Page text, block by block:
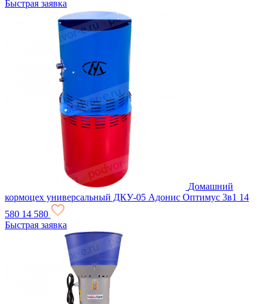
Быстрая заявка
Домашний
кормоцех универсальный ДКУ-05 Адонис Оптимус 3в1 14
580 14 580
Быстрая заявка